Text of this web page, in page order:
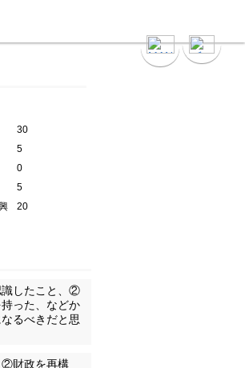
30
5
0
5
20
識したこと、②
った、などか
るべきだと思
②財政を再構